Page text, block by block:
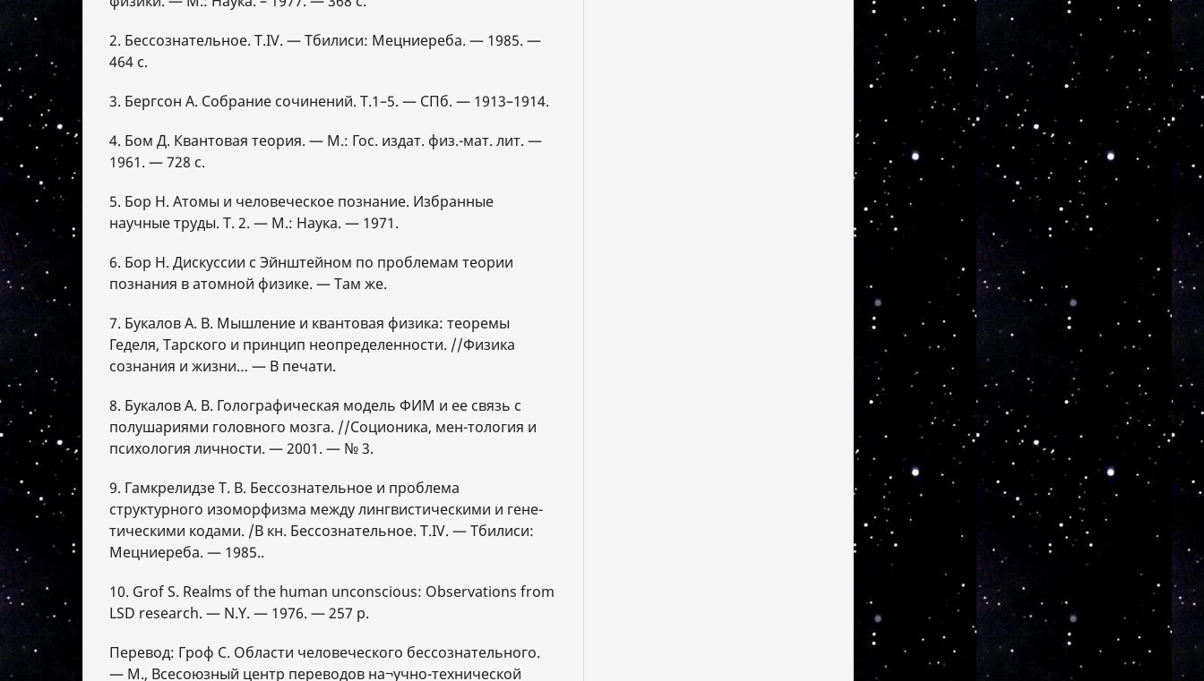
2. Бессознательное. Т.IV. — Тбилиси: Мецниереба. — 1985. —
464 с.
3. Бергсон А. Собрание сочинений. Т.1–5. — СПб. — 1913–1914.
4. Бом Д. Квантовая теория. — М.: Гос. издат. физ.-мат. лит. —
1961. — 728 с.
5. Бор Н. Атомы и человеческое познание. Избранные
научные труды. Т. 2. — М.: Наука. — 1971.
6. Бор Н. Дискуссии с Эйнштейном по проблемам теории
познания в атомной физике. — Там же.
7. Букалов А. В. Мышление и квантовая физика: теоремы
Геделя, Тарского и принцип неопределенности. //Физика
сознания и жизни… — В печати.
8. Букалов А. В. Голографическая модель ФИМ и ее связь с
полушариями головного мозга. //Соционика, мен-тология и
психология личности. — 2001. — № 3.
9. Гамкрелидзе Т. В. Бессознательное и проблема
структурного изоморфизма между лингвистическими и гене-
тическими кодами. /В кн. Бессознательное. Т.IV. — Тбилиси:
Мецниереба. — 1985..
10. Grof S. Realms of the human unconscious: Observations from
LSD research. — N.Y. — 1976. — 257 p.
Перевод: Гроф С. Области человеческого бессознательного.
— М., Всесоюзный центр переводов на¬учно-технической